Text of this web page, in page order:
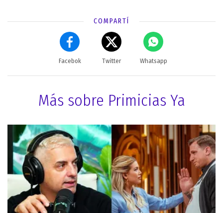
COMPARTÍ
Facebok Twitter Whatsapp
Más sobre Primicias Ya